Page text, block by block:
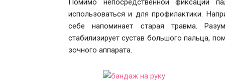
Помимо непосредственной фиксации
использоваться и для профилактики.
себе напоминает старая травма.
стабилизирует сустав большого пальца,
зочного аппарата.